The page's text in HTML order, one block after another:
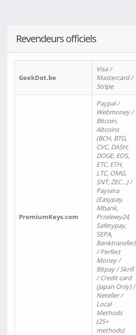
Revendeurs officiels
GeekDot.be
Visa /
Mastercard /
Stripe
PremiumKeys.com
Paypal /
Webmoney /
Bitcoin,
Altcoins
(BCH, BTG,
CVC, DASH,
DOGE, EOS,
ETC, ETH,
LTC, OMG,
SNT, ZEC…) /
Paysera
(Easypay,
Mbank,
Przelewy24,
Safetypay,
SEPA,
Banktransfer)
/ Perfect
Money /
Bitpay / Skrill
/ Credit card
(Japan Only) /
Neteller /
Local
Methods
(25+
methods)